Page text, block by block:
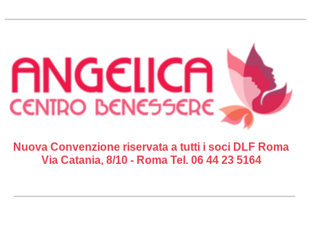
Nuova Convenzione riservata a tutti i soci DLF Roma
Via Catania, 8/10 - Roma Tel. 06 44 23 5164